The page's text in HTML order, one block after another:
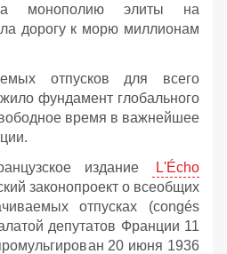
монополию элиты на
дорогу к морю миллионам
отпусков для всего
фундамент глобального
время в важнейшее
издание
L'Écho
законопроект о всеобщих
отпусках (congés
депутатов Франции 11
20 июня 1936